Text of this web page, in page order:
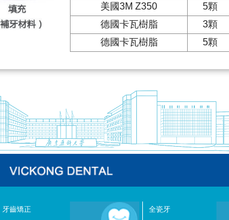
美國3M Z350
5顆
德國卡瓦樹脂
3顆
德國卡瓦樹脂
5顆
牙齒矯正
全瓷牙